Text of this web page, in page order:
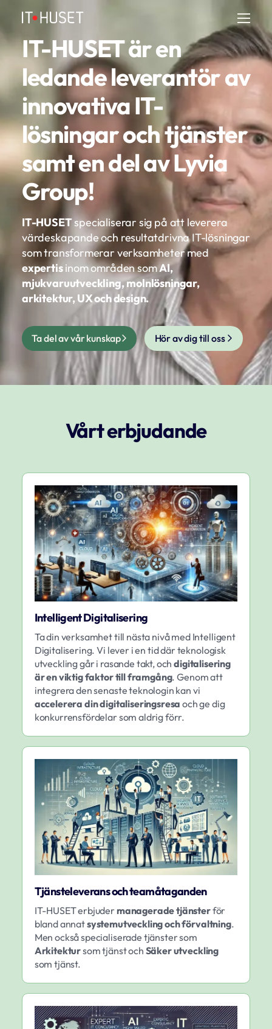
IT-HUSET är en
ledande leverantör av
innovativa IT-
lösningar och tjänster
samt en del av Lyvia
Group!
IT-HUSETspecialiserar sig på att leverera
värdeskapande och resultatdrivna IT-lösningar
som transformerar verksamheter med
expertisinom områden somAI,
mjukvaruutveckling,molnlösningar,
arkitektur, UX och design.
Ta del av vår kunskap Hör av dig till oss
Vårt erbjudande
Intelligent Digitalisering
Ta din verksamhet till nästa nivå med Intelligent
Digitalisering. Vi lever i en tid där teknologisk
utveckling går i rasande takt, ochdigitalisering
är en viktig faktor till framgång. Genom att
integrera den senaste teknologin kan vi
accelerera din digitaliseringsresa och ge dig
konkurrensfördelar som aldrig förr.
Tjänsteleverans och teamåtaganden
IT-HUSET erbjudermanagerade tjänsterför
bland annatsystemutveckling och förvaltning.
Men också specialiserade tjänster som
Arkitektursom tjänst och Säker utveckling
som tjänst.